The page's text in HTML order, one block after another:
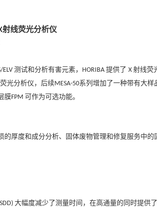
射线荧光分析仪
ELV 测试和分析有害元素， HORIBA 提供了 X 射线荧
光分析仪， 后续MESA-50系列增加了一种带有大样
膜FPM 可作为可选功能。
的厚度和成分分析、固体废物管理和修复服务中
大幅度减少了测量时间，在高通量的同时提供